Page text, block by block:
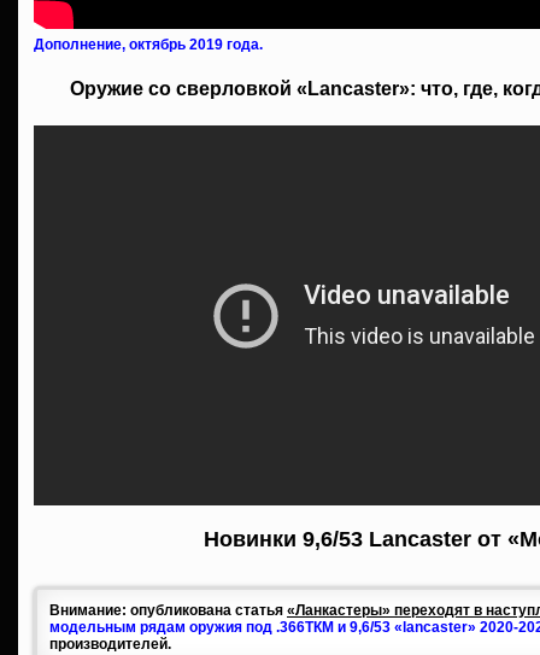
Дополнение, октябрь 2019 года.
Оружие со сверловкой «Lancaster»: что, где,
Новинки 9,6/53 Lancaster от
Внимание: опубликована статья «Ланкастеры» переходят в
модельным рядам оружия под .366ТКМ и 9,6/53 «lancaster» 2020-
производителей.